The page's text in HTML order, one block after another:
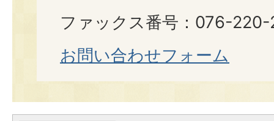
ファックス番号：076-
お問い合わせフォーム